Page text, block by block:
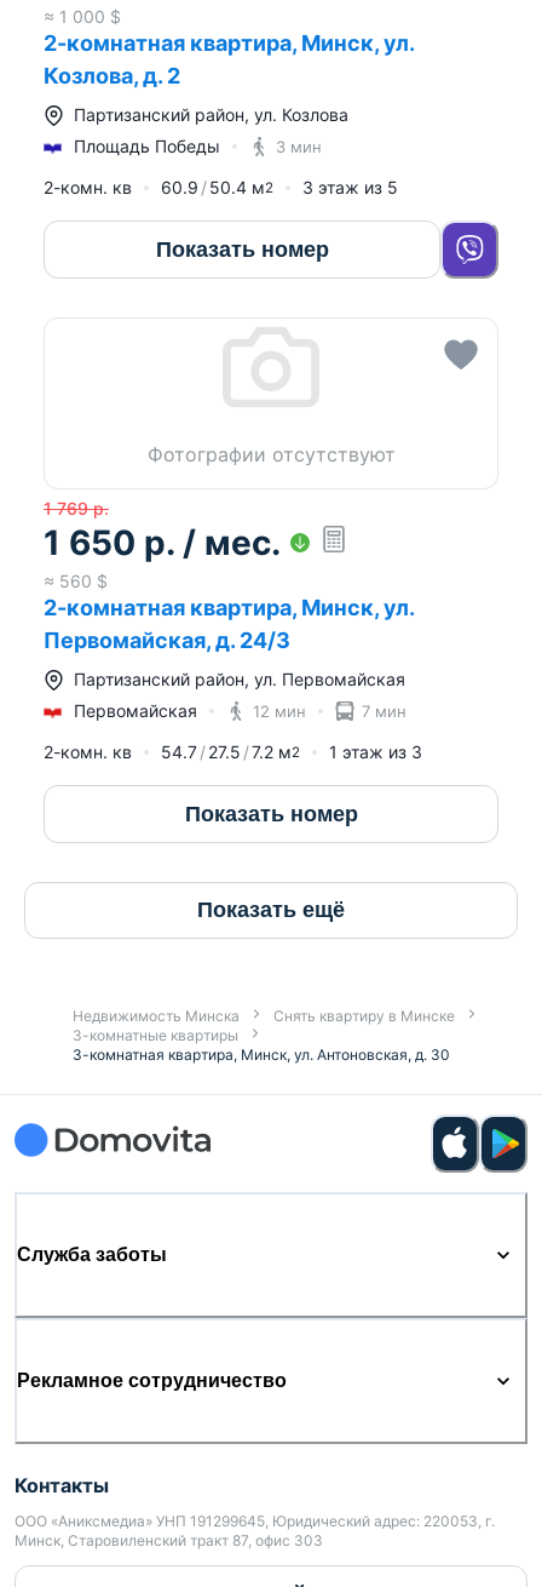
≈ 1 000 $
2-комнатная квартира, Минск, ул.
Козлова, д. 2
Партизанский район, ул. Козлова
Площадь Победы
3 мин
2-комн. кв 60.9 50.4 м2 3 этаж из 5
Показать номер
Фотографии отсутствуют
1 769 р.
1 650 р. / мес.
≈ 560 $
2-комнатная квартира, Минск, ул.
Первомайская, д. 24/3
Партизанский район, ул. Первомайская
Первомайская
12 мин 7 мин
2-комн. кв 54.7 27.5 7.2 м2 1 этаж из 3
Показать номер
Показать ещё
Недвижимость Минска
Снять квартиру в Минске
3-комнатные квартиры
3-комнатная квартира, Минск, ул. Антоновская, д. 30
Служба заботы
Рекламное сотрудничество
Контакты
ООО «Аниксмедиа» УНП 191299645, Юридический адрес: 220053, г.
Минск, Старовиленский тракт 87, офис 303